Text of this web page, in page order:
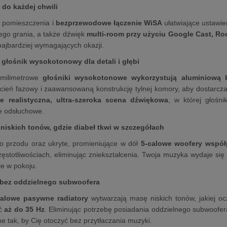
do każdej chwili
i bezprzewodowe łączenie WiSA ułatwiające
grania, a także dźwięk multi-room przy użyciu Google Cast,
wymagających okazji.
wysokotonowy dla detali i głębi
głośniki wysokotonowe wykorzystują aluminiową
fazowy i zaawansowaną konstrukcję tylnej komory, aby
realistyczna, ultra-szeroka scena dźwiękowa
w której
tonów, gdzie diabeł tkwi w szczegółach
przodu oraz ukryte,
promieniujące w dół 5-calowe woofery
eliminując zniekształcenia.
Twoja muzyka wydaje
w pokoju.
oddzielnego subwoofera
pasywne radiatory wytwarzają masę niskich tonów,
jakiej
aż do 35 Hz
Eliminując potrzebę posiadania oddzielnego
tak, by Cię otoczyć bez przytłaczania muzyki.